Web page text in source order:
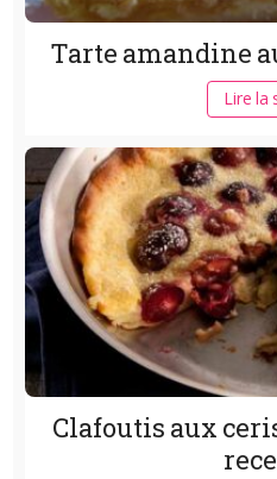
Tarte amandine
Lire la
Clafoutis aux